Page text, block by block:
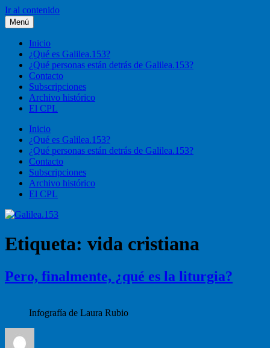
Ir al contenido
Galilea.153
Liturgia, pastoral, vida cristiana
Menú
Inicio
¿Qué es Galilea.153?
¿Qué personas están detrás de Galilea.153?
Contacto
Subscripciones
Archivo histórico
El CPL
Inicio
¿Qué es Galilea.153?
¿Qué personas están detrás de Galilea.153?
Contacto
Subscripciones
Archivo histórico
El CPL
Etiqueta: vida cristiana
Pero, finalmente, ¿qué es la liturgia?
Infografía de Laura Rubio